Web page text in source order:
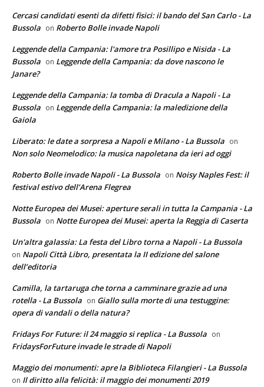
Cercasi candidati esenti da difetti fisici: il bando del San Carlo - La
Bussola on Roberto Bolle invade Napoli
Leggende della Campania: l'amore tra Posillipo e Nisida - La
Bussola on Leggende della Campania: da dove nascono le
Janare?
Leggende della Campania: la tomba di Dracula a Napoli - La
Bussola on Leggende della Campania: la maledizione della
Gaiola
Liberato: le date a sorpresa a Napoli e Milano - La Bussola on
Non solo Neomelodico: la musica napoletana da ieri ad oggi
Roberto Bolle invade Napoli - La Bussola on Noisy Naples Fest: il
festival estivo dell’Arena Flegrea
Notte Europea dei Musei: aperture serali in tutta la Campania - La
Bussola on Notte Europea dei Musei: aperta la Reggia di Caserta
Un'altra galassia: La festa del Libro torna a Napoli - La Bussola
on Napoli Città Libro, presentata la II edizione del salone
dell’editoria
Camilla, la tartaruga che torna a camminare grazie ad una
rotella - La Bussola on Giallo sulla morte di una testuggine:
opera di vandali o della natura?
Fridays For Future: il 24 maggio si replica - La Bussola on
FridaysForFuture invade le strade di Napoli
Maggio dei monumenti: apre la Biblioteca Filangieri - La Bussola
on Il diritto alla felicità: il maggio dei monumenti 2019